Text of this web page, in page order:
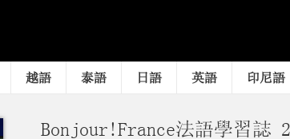
越語 泰語 日語 英語 印尼語
Bonjour!France法語學習誌